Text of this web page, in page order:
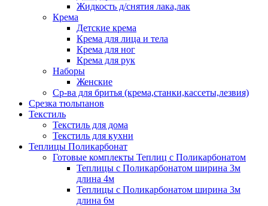
Жидкость д/снятия лака,лак
Крема
Детские крема
Крема для лица и тела
Крема для ног
Крема для рук
Наборы
Женские
Ср-ва для бритья (крема,станки,кассеты,лезвия)
Срезка тюльпанов
Текстиль
Текстиль для дома
Текстиль для кухни
Теплицы Поликарбонат
Готовые комплекты Теплиц с Поликарбонатом
Теплицы с Поликарбонатом ширина 3м
длина 4м
Теплицы с Поликарбонатом ширина 3м
длина 6м